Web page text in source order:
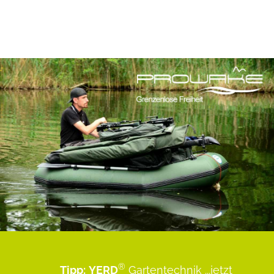
Tipp: YERD® Gartentechnik ...jetzt